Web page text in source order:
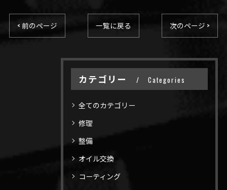
< 前のページ 一覧に戻る 次のページ >
カテゴリー Categories
全てのカテゴリー
修理
整備
オイル交換
コーティング